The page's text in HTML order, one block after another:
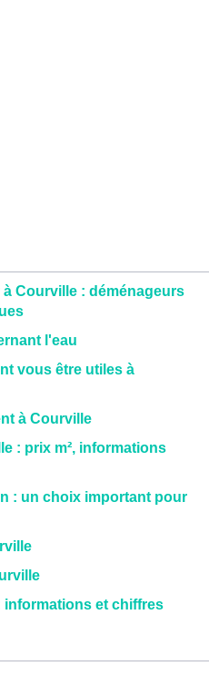
Courville : déménageurs
l'eau
vous être utiles à
à Courville
: prix m², informations
: un choix important pour
informations et chiffres